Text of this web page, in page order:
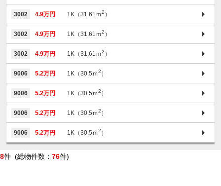
3002 4.9万円 1K（31.61ｍ2 ）
3002 4.9万円 1K（31.61ｍ2 ）
3002 4.9万円 1K（31.61ｍ2 ）
9006 5.2万円 1K（30.5ｍ2 ）
9006 5.2万円 1K（30.5ｍ2 ）
9006 5.2万円 1K（30.5ｍ2 ）
9006 5.2万円 1K（30.5ｍ2 ）
8件 (総物件数： 76件)